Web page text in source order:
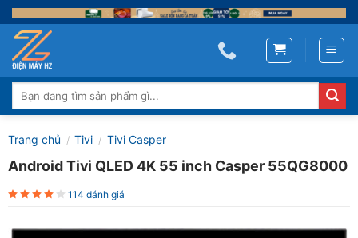
Skip
to
content
Tìm
kiếm:
Trang chủ / Tivi / Tivi Casper
Android Tivi QLED 4K 55 inch Casper 55QG8000
114 đánh giá